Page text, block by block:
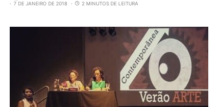
7 DE JANEIRO DE 2018
2 MINUTOS DE LEITURA